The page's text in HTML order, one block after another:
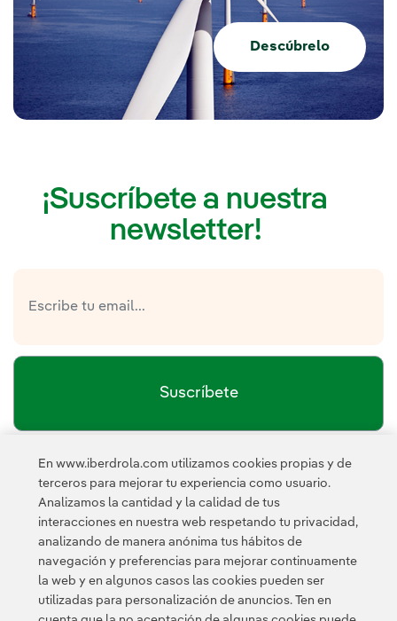
Descúbrelo
¡Suscríbete a nuestra
newsletter!
Suscríbete
política de privacidad de la
Newsletter
Enlace externo, se abre en ventana nueva.
Esta página está protegida por reCAPTCHA y se aplican la
Política de privacidad Términos de servicio de
En www.iberdrola.com utilizamos cookies propias y de
terceros para mejorar tu experiencia como usuario.
Analizamos la cantidad y la calidad de tus
interacciones en nuestra web respetando tu privacidad,
analizando de manera anónima tus hábitos de
navegación y preferencias para mejorar continuamente
la web y en algunos casos las cookies pueden ser
utilizadas para personalización de anuncios. Ten en